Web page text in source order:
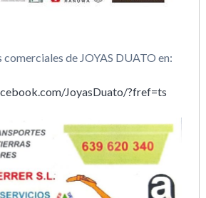
comerciales de JOYAS DUATO en:
JoyasDuato/?fref=ts